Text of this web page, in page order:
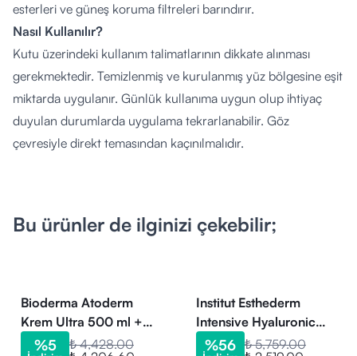
esterleri ve güneş koruma filtreleri barındırır.
Nasıl Kullanılır?
Kutu üzerindeki kullanım talimatlarının dikkate alınması
gerekmektedir. Temizlenmiş ve kurulanmış yüz bölgesine eşit
miktarda uygulanır. Günlük kullanıma uygun olup ihtiyaç
duyulan durumlarda uygulama tekrarlanabilir. Göz
çevresiyle direkt temasından kaçınılmalıdır.
uygundur. Herhangi bir cilt rahatsızlığı veya alerji durumu
İçerik Listesi:
Aqua, Homosalate, Butyl Methoxydibenzoylmethane, Dibutyl
Adipate, Ethylhexyl Salicylate, Glycerin, Caprylic/Capric
Bu ürünler de ilginizi çekebilir;
Bioderma Atoderm
Krem Ultra 500 ml +
Bioderma Atoderm 24h
%5
₺ 4,428.00
Institut Esthederm
Intensive Hyaluronic
Mask 75 ml
%56 ₺ 5,759.00